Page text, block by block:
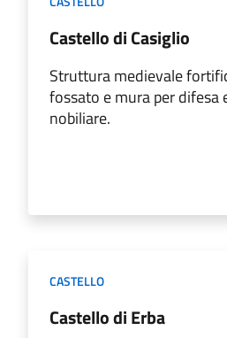
Castello di Casiglio
Struttura medievale
fossato e mura per difesa
nobiliare.
CASTELLO
Castello di Erba